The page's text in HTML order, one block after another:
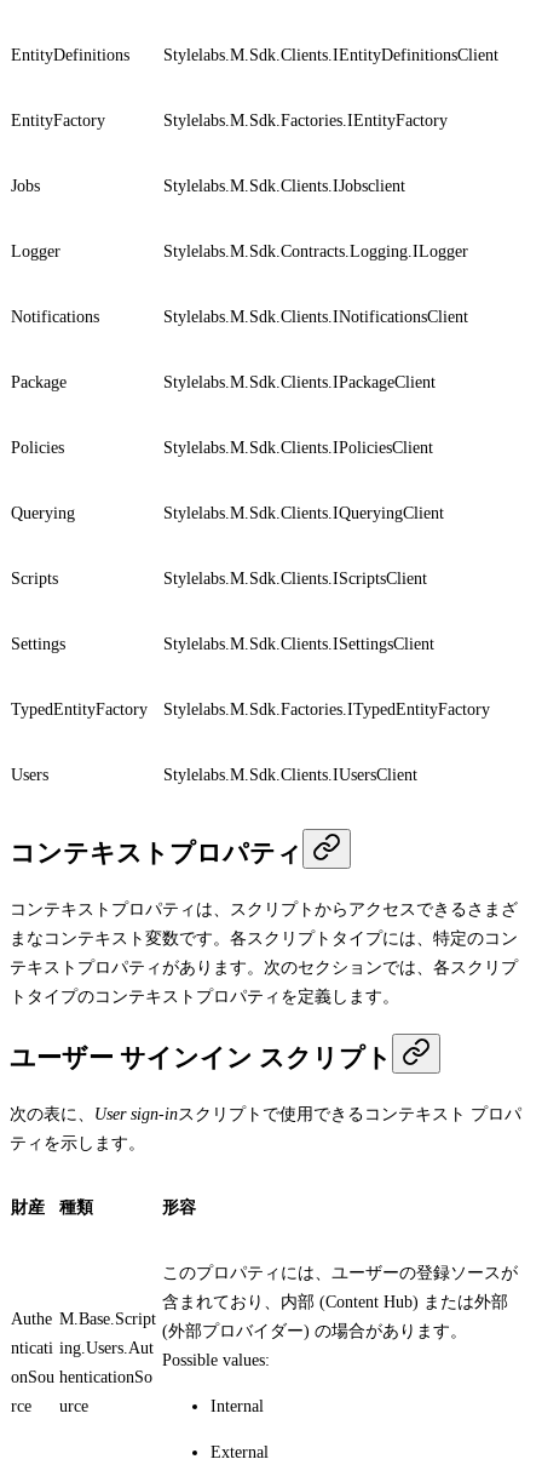
EntityDefinitions Stylelabs.M.Sdk.Clients.IEntityDefinitionsClient
EntityFactory Stylelabs.M.Sdk.Factories.IEntityFactory
Jobs Stylelabs.M.Sdk.Clients.IJobsclient
Logger Stylelabs.M.Sdk.Contracts.Logging.ILogger
Notifications Stylelabs.M.Sdk.Clients.INotificationsClient
Package Stylelabs.M.Sdk.Clients.IPackageClient
Policies Stylelabs.M.Sdk.Clients.IPoliciesClient
Querying Stylelabs.M.Sdk.Clients.IQueryingClient
Scripts Stylelabs.M.Sdk.Clients.IScriptsClient
Settings Stylelabs.M.Sdk.Clients.ISettingsClient
TypedEntityFactory Stylelabs.M.Sdk.Factories.ITypedEntityFactory
Users Stylelabs.M.Sdk.Clients.IUsersClient
コンテキストプロパティ
コンテキストプロパティは、スクリプトからアクセスできるさまざ
まなコンテキスト変数です。各スクリプトタイプには、特定のコン
テキストプロパティがあります。次のセクションでは、各スクリプ
トタイプのコンテキストプロパティを定義します。
ユーザー サインイン スクリプト
次の表に、 User sign-inスクリプトで使用できるコンテキスト プロパ
ティを示します。
財産 種類 形容
Authe
nticati
onSou
rce
M.Base.Script
ing.Users.Aut
henticationSo
urce
このプロパティには、ユーザーの登録ソースが
含まれており、内部 (Content Hub) または外部
(外部プロバイダー) の場合があります。
Possible values:
Internal
External